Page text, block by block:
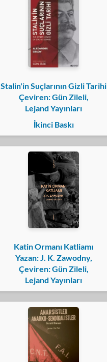
Stalin'in Suçlarının Gizli Tarihi
Çeviren: Gün Zileli,
Lejand Yayınları
İkinci Baskı
Katin Ormanı Katliamı
Yazan: J. K. Zawodny,
Çeviren: Gün Zileli,
Lejand Yayınları